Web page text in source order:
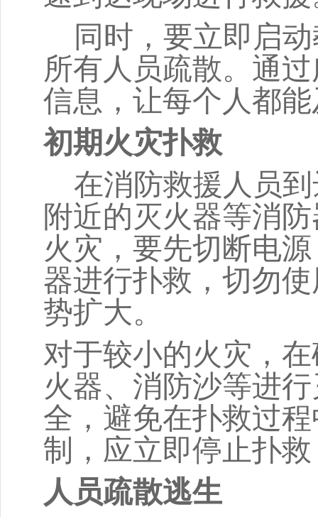
同时，要立即启
所有人员疏散。通
信息，让每个人都
初期火灾扑救
在消防救援人员
附近的灭火器等消
火灾，要先切断电
器进行扑救，切勿
势扩大。
对于较小的火灾，
火器、消防沙等进
全，避免在扑救过
制，应立即停止扑
人员疏散逃生